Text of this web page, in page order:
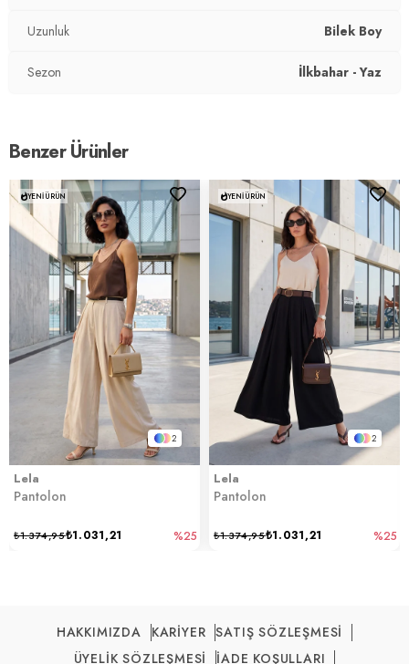
Uzunluk Bilek Boy
Sezon İlkbahar - Yaz
Benzer Ürünler
2
Lela
Pantolon
₺1.031,21
₺1.374,95 %25
YENI ÜRÜN
2
Lela
Pantolon
₺1.031,21
₺1.374,95 %25
YENI ÜRÜN
HAKKIMIZDA KARİYER SATIŞ SÖZLEŞMESİ
ÜYELİK SÖZLEŞMESİ
İADE KOŞULLARI